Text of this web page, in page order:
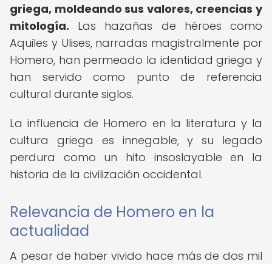
griega, moldeando sus valores, creencias y
mitología. Las hazañas de héroes como
Aquiles y Ulises, narradas magistralmente por
Homero, han permeado la identidad griega y
han servido como punto de referencia
cultural durante siglos.
La influencia de Homero en la literatura y la
cultura griega es innegable, y su legado
perdura como un hito insoslayable en la
historia de la civilización occidental.
Relevancia de Homero en la
actualidad
A pesar de haber vivido hace más de dos mil